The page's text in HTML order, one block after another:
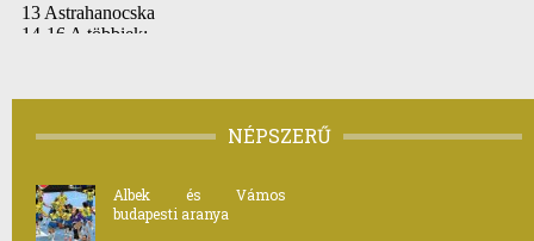
NÉPSZERŰ
Albek és Vámos
budapesti aranya